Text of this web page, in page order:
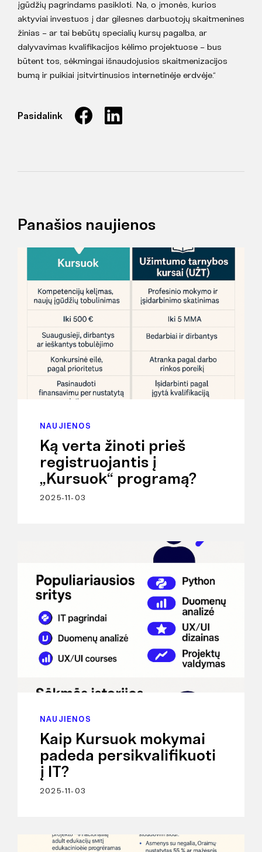
įgūdžių pagrindams pasikloti. Na, o įmonės, kurios
aktyviai investuos į dar gilesnes darbuotojų skaitmenines
žinias – ar tai bebūtų specialių kursų pagalba, ar
dalyvavimas kvalifikacijos kėlimo projektuose – bus
būtent tos, sėkmingai išnaudojusios skaitmenizacijos
bumą ir puikiai įsitvirtinusios internetinėje erdvėje.“
Pasidalink
Panašios naujienos
NAUJIENOS
Ką verta žinoti prieš
registruojantis į
„Kursuok“ programą?
2025-11-03
NAUJIENOS
Kaip Kursuok mokymai
padeda persikvalifikuoti
į IT?
2025-11-03